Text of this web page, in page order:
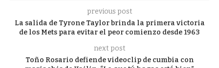
previous post
La salida de Tyrone Taylor brinda la primera victoria
de los Mets para evitar el peor comienzo desde 1963
next post
Toño Rosario defiende videoclip de cumbia con